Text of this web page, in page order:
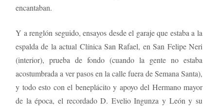
encantaban.
Y a renglón seguido, ensayos desde el garaje que estaba a la
espalda de la actual Clínica San Rafael, en San Felipe Neri
(interior), prueba de fondo (cuando la gente no estaba
acostumbrada a ver pasos en la calle fuera de Semana Santa),
y todo esto con el beneplácito y apoyo del Hermano mayor
de la época, el recordado D. Evelio Ingunza y León y su